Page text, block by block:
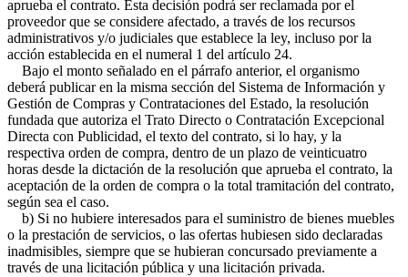
aprueba el contrato. Esta decisión podrá ser reclamada por el
proveedor que se considere afectado, a través de los recursos
administrativos y/o judiciales que establece la ley, incluso por la
acción establecida en el numeral 1 del artículo 24.
Bajo el monto señalado en el párrafo anterior, el organismo
deberá publicar en la misma sección del Sistema de Información y
Gestión de Compras y Contrataciones del Estado, la resolución
fundada que autoriza el Trato Directo o Contratación Excepcional
Directa con Publicidad, el texto del contrato, si lo hay, y la
respectiva orden de compra, dentro de un plazo de veinticuatro
horas desde la dictación de la resolución que aprueba el contrato, la
aceptación de la orden de compra o la total tramitación del contrato,
según sea el caso.
b) Si no hubiere interesados para el suministro de bienes muebles
o la prestación de servicios, o las ofertas hubiesen sido declaradas
inadmisibles, siempre que se hubieran concursado previamente a
través de una licitación pública y una licitación privada.